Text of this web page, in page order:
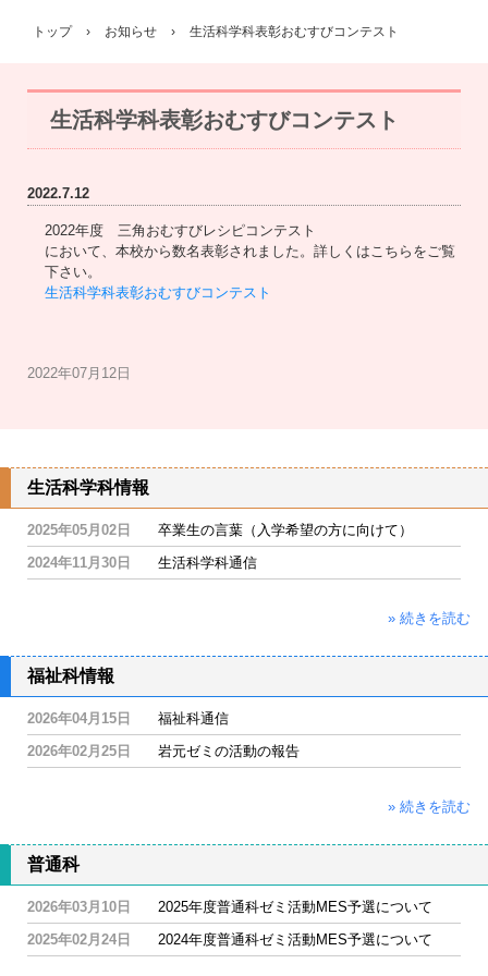
トップ › お知らせ › 生活科学科表彰おむすびコンテスト
生活科学科表彰おむすびコンテスト
2022.7.12
2022年度 三角おむすびレシピコンテスト
において、本校から数名表彰されました。詳しくはこちらをご覧
下さい。
生活科学科表彰おむすびコンテスト
2022年07月12日
生活科学科情報
2025年05月02日
卒業生の言葉（入学希望の方に向けて）
2024年11月30日
生活科学科通信
» 続きを読む
福祉科情報
2026年04月15日
福祉科通信
2026年02月25日
岩元ゼミの活動の報告
» 続きを読む
普通科
2026年03月10日
2025年度普通科ゼミ活動MES予選について
2025年02月24日
2024年度普通科ゼミ活動MES予選について